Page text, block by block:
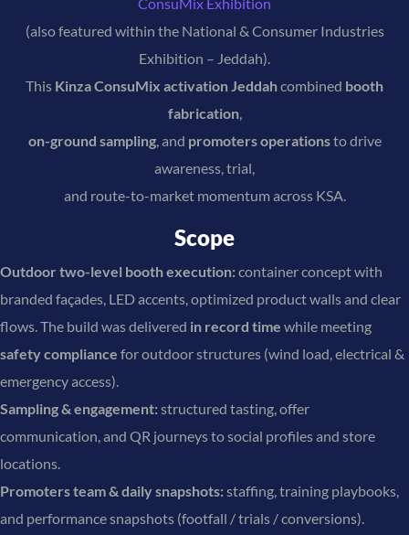
(also featured within the National & Consumer Industries
Exhibition – Jeddah).
This Kinza ConsuMix activation Jeddahcombined booth
fabrication,
on-ground sampling, and promoters operationsto drive
awareness, trial,
and route-to-market momentum across KSA.
Scope
Outdoor two-level booth execution:container concept with
branded façades, LED accents, optimized product walls and clear
flows. The build was delivered in record time while meeting
safety compliance for outdoor structures (wind load, electrical &
emergency access).
Sampling & engagement:structured tasting, offer
communication, and QR journeys to social profiles and store
locations.
Promoters team & daily snapshots:staffing, training playbooks,
and performance snapshots (footfall / trials / conversions).